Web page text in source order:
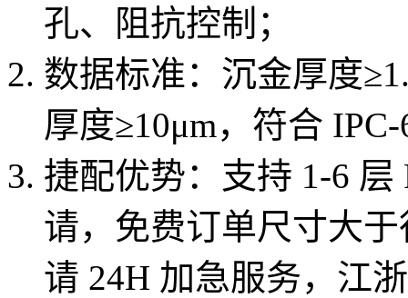
孔、阻抗控制；
数据标准：沉金厚度
厚度≥10μm，符合
捷配优势：支持 1-6
请，免费订单尺寸大
请 24H 加急服务，江